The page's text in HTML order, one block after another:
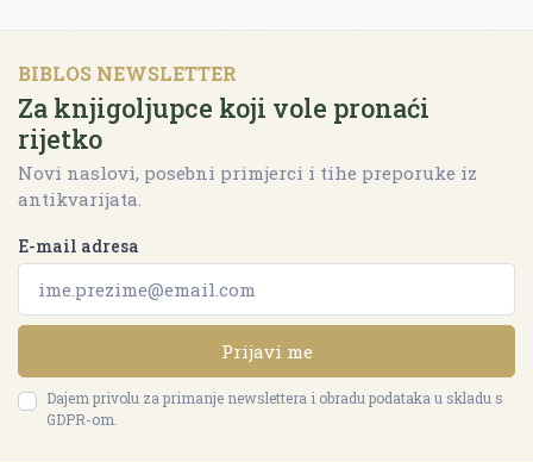
BIBLOS NEWSLETTER
Za knjigoljupce koji vole pronaći
rijetko
Novi naslovi, posebni primjerci i tihe preporuke iz
antikvarijata.
E-mail adresa
Prijavi me
Dajem privolu za primanje newslettera i obradu podataka u skladu s
GDPR-om.